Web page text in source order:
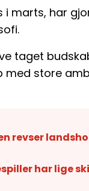
marts, har
taget
med store
revser
har lige